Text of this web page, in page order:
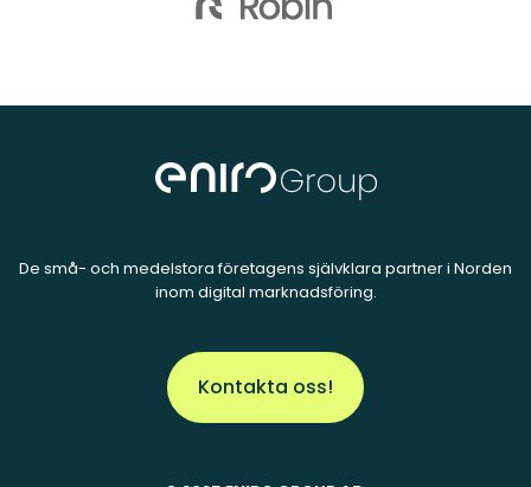
De små- och medelstora företagens självklara partner i Norden
inom digital marknadsföring.
Kontakta oss!